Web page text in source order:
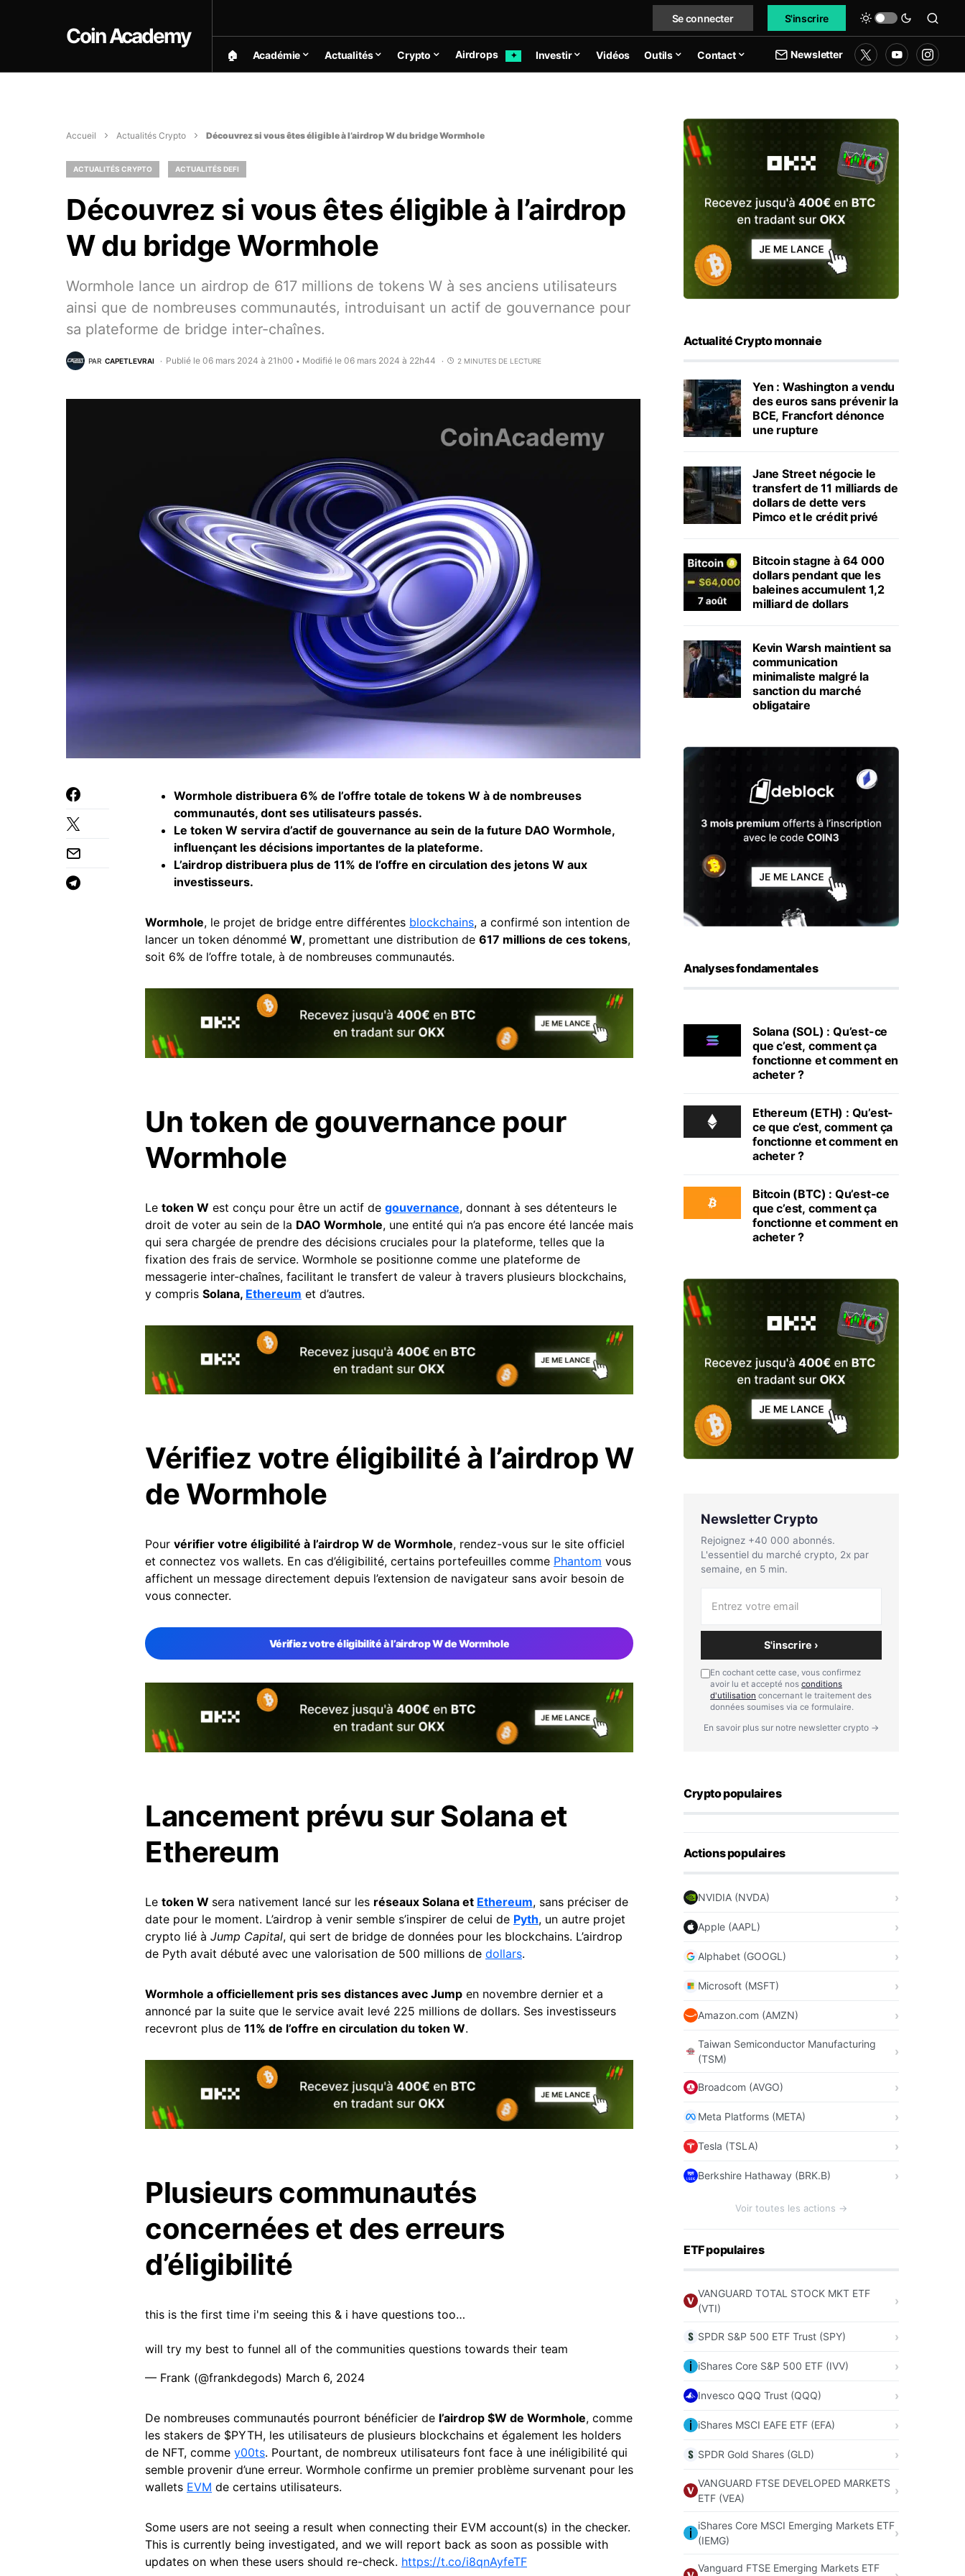
Coin Academy
Se connecter S'inscrire
🏠︎ Académie Actualités Crypto Airdrops ✦ Investir Vidéos Outils Contact Newsletter
Accueil Actualités Crypto Découvrez si vous êtes éligible à l’airdrop W du bridge Wormhole
ACTUALITÉS CRYPTO ACTUALITÉS DEFI
Découvrez si vous êtes éligible à l’airdrop
W du bridge Wormhole
Wormhole lance un airdrop de 617 millions de tokens W à ses anciens utilisateurs
ainsi que de nombreuses communautés, introduisant un actif de gouvernance pour
sa plateforme de bridge inter-chaînes.
PAR CAPETLEVRAI Publié le 06 mars 2024 à 21h00 • Modifié le 06 mars 2024 à 22h44 2 MINUTES DE LECTURE
Wormhole distribuera 6% de l’offre totale de tokens W à de nombreuses
communautés, dont ses utilisateurs passés.
Le token W servira d’actif de gouvernance au sein de la future DAO Wormhole,
influençant les décisions importantes de la plateforme.
L’airdrop distribuera plus de 11% de l’offre en circulation des jetons W aux
investisseurs.
Wormhole, le projet de bridge entre différentes blockchains, a confirmé son intention de
lancer un token dénommé W, promettant une distribution de 617 millions de ces tokens,
soit 6% de l’offre totale, à de nombreuses communautés.
Un token de gouvernance pour
Wormhole
Le token W est conçu pour être un actif de gouvernance, donnant à ses détenteurs le
droit de voter au sein de la DAO Wormhole, une entité qui n’a pas encore été lancée mais
qui sera chargée de prendre des décisions cruciales pour la plateforme, telles que la
fixation des frais de service. Wormhole se positionne comme une plateforme de
messagerie inter-chaînes, facilitant le transfert de valeur à travers plusieurs blockchains,
y compris Solana, Ethereum et d’autres.
Vérifiez votre éligibilité à l’airdrop W
de Wormhole
Pour vérifier votre éligibilité à l’airdrop W de Wormhole, rendez-vous sur le site officiel
et connectez vos wallets. En cas d’éligibilité, certains portefeuilles comme Phantom vous
affichent un message directement depuis l’extension de navigateur sans avoir besoin de
vous connecter.
Vérifiez votre éligibilité à l’airdrop W de Wormhole
Lancement prévu sur Solana et
Ethereum
Le token W sera nativement lancé sur les réseaux Solana et Ethereum, sans préciser de
date pour le moment. L’airdrop à venir semble s’inspirer de celui de Pyth, un autre projet
crypto lié à Jump Capital, qui sert de bridge de données pour les blockchains. L’airdrop
de Pyth avait débuté avec une valorisation de 500 millions de dollars.
Wormhole a officiellement pris ses distances avec Jump en novembre dernier et a
annoncé par la suite que le service avait levé 225 millions de dollars. Ses investisseurs
recevront plus de 11% de l’offre en circulation du token W.
Plusieurs communautés
concernées et des erreurs
d’éligibilité
this is the first time i'm seeing this & i have questions too…
will try my best to funnel all of the communities questions towards their team
— Frank (@frankdegods) March 6, 2024
De nombreuses communautés pourront bénéficier de l’airdrop $W de Wormhole, comme
les stakers de $PYTH, les utilisateurs de plusieurs blockchains et également les holders
de NFT, comme y00ts. Pourtant, de nombreux utilisateurs font face à une inéligibilité qui
semble provenir d’une erreur. Wormhole confirme un premier problème survenant pour les
wallets EVM de certains utilisateurs.
Some users are not seeing a result when connecting their EVM account(s) in the checker.
This is currently being investigated, and we will report back as soon as possible with
updates on when these users should re-check. https://t.co/i8qnAyfeTF
Actualité Crypto monnaie
Yen : Washington a vendu
des euros sans prévenir la
BCE, Francfort dénonce
une rupture
Jane Street négocie le
transfert de 11 milliards de
dollars de dette vers
Pimco et le crédit privé
Bitcoin stagne à 64 000
dollars pendant que les
baleines accumulent 1,2
milliard de dollars
Kevin Warsh maintient sa
communication
minimaliste malgré la
sanction du marché
obligataire
Analyses fondamentales
Solana (SOL) : Qu’est-ce
que c’est, comment ça
fonctionne et comment en
acheter ?
Ethereum (ETH) : Qu’est-
ce que c’est, comment ça
fonctionne et comment en
acheter ?
Bitcoin (BTC) : Qu’est-ce
que c’est, comment ça
fonctionne et comment en
acheter ?
Newsletter Crypto
Rejoignez +40 000 abonnés.
L'essentiel du marché crypto, 2x par
semaine, en 5 min.
S'inscrire ›
En cochant cette case, vous confirmez
avoir lu et accepté nos conditions
d'utilisation concernant le traitement des
données soumises via ce formulaire.
En savoir plus sur notre newsletter crypto →
Crypto populaires
Actions populaires
NVIDIA (NVDA)
Apple (AAPL)
Alphabet (GOOGL)
Microsoft (MSFT)
Amazon.com (AMZN)
Taiwan Semiconductor Manufacturing
(TSM)
Broadcom (AVGO)
Meta Platforms (META)
Tesla (TSLA)
Berkshire Hathaway (BRK.B)
Voir toutes les actions →
ETF populaires
VANGUARD TOTAL STOCK MKT ETF
(VTI)
SPDR S&P 500 ETF Trust (SPY)
iShares Core S&P 500 ETF (IVV)
Invesco QQQ Trust (QQQ)
iShares MSCI EAFE ETF (EFA)
SPDR Gold Shares (GLD)
VANGUARD FTSE DEVELOPED MARKETS
ETF (VEA)
iShares Core MSCI Emerging Markets ETF
(IEMG)
Vanguard FTSE Emerging Markets ETF